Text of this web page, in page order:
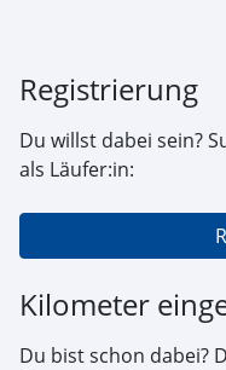
Registrierung
Du willst dabei sein?
als Läufer:in:
Kilometer
Du bist schon dabei?